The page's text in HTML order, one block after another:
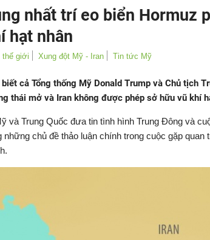
nhất trí eo biển Hormuz
hạt nhân
giới Xung đột Mỹ - Iran Tin tức Mỹ
cả Tổng thống Mỹ Donald Trump và Chủ tịch
thái mở và Iran không được phép sở hữu vũ khí
và Trung Quốc đưa tin tình hình Trung Đông và
những chủ đề thảo luận chính trong cuộc gặp